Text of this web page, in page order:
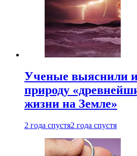
Ученые выяснили
природу
жизни на Земле»
2 года спустя2 года спустя